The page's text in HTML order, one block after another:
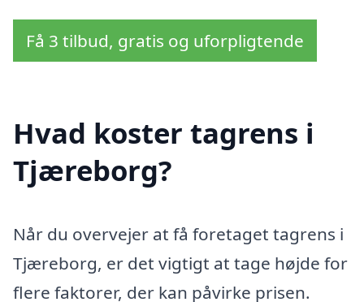
Få 3 tilbud, gratis og uforpligtende
Hvad koster tagrens i
Tjæreborg?
Når du overvejer at få foretaget tagrens i
Tjæreborg, er det vigtigt at tage højde for
flere faktorer, der kan påvirke prisen.